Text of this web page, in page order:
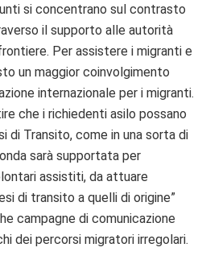
si concentrano sul contrasto
il supporto alle autorità
Per assistere i migranti e
un maggior coinvolgimento
internazionale per i migranti.
che i richiedenti asilo possano
di Transito, come in una sorta di
sarà supportata per
assistiti, da attuare
di transito a quelli di origine”
campagne di comunicazione
dei percorsi migratori irregolari.